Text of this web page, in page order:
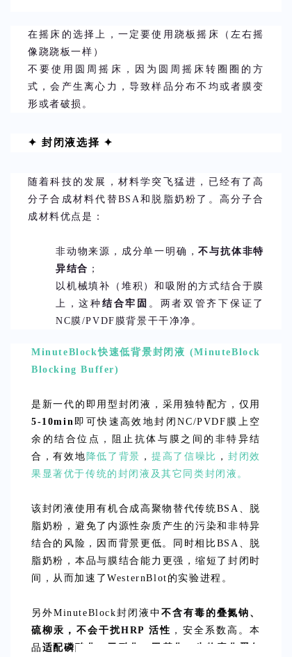
在摇床的选择上，一定要使用跷板摇床（左右摇
像跷跷板一样）
不要使用圆周摇床，因为圆周摇床转圈圈的方
式，会产生离心力，导致样品分布不均或者膜变
形或者破损。
✦ 封闭液选择 ✦
随着科技的发展，材料学突飞猛进，已经有了高
分子合成材料代替BSA和脱脂奶粉了。高分子合
成材料优点是：
非动物来源，成分单一明确，不与抗体非特
异结合 ；
以机械填补（堆积）和吸附的方式结合于膜
上，这种 结合牢固 。两者双管齐下保证了
NC膜/PVDF膜背景干干净净。
MinuteBlock快速低背景封闭液 (MinuteBlock
Blocking Buffer)
是新一代的即用型封闭液，采用独特配方，仅用
5-10min 即可快速高效地封闭NC/PVDF膜上空
余的结合位点，阻止抗体与膜之间的非特异结
合，有效地 降低了背景 ， 提高了信噪比 ， 封闭效
果显著优于传统的封闭液及其它同类封闭液。
该封闭液使用有机合成高聚物替代传统BSA、脱
脂奶粉，避免了内源性杂质产生的污染和非特异
结合的风险，因而背景更低。同时相比BSA、脱
脂奶粉，本品与膜结合能力更强，缩短了封闭时
间，从而加速了WesternBlot的实验进程。
另外MinuteBlock封闭液中 不含有毒的叠氮钠、
硫柳汞，不会干扰HRP 活性 ，安全系数高。本
品 适配磷酸化、乙酰化、甲基化、生物素化蛋白